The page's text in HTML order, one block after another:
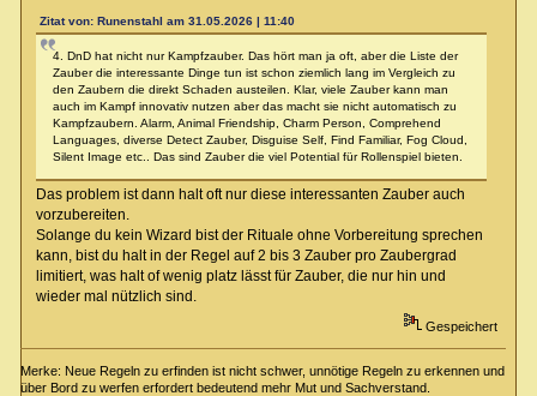
Zitat von: Runenstahl am 31.05.2026 | 11:40
4. DnD hat nicht nur Kampfzauber. Das hört man ja oft, aber die Liste der
Zauber die interessante Dinge tun ist schon ziemlich lang im Vergleich zu
den Zaubern die direkt Schaden austeilen. Klar, viele Zauber kann man
auch im Kampf innovativ nutzen aber das macht sie nicht automatisch zu
Kampfzaubern. Alarm, Animal Friendship, Charm Person, Comprehend
Languages, diverse Detect Zauber, Disguise Self, Find Familiar, Fog Cloud,
Silent Image etc.. Das sind Zauber die viel Potential für Rollenspiel bieten.
Das problem ist dann halt oft nur diese interessanten Zauber auch
vorzubereiten.
Solange du kein Wizard bist der Rituale ohne Vorbereitung sprechen
kann, bist du halt in der Regel auf 2 bis 3 Zauber pro Zaubergrad
limitiert, was halt of wenig platz lässt für Zauber, die nur hin und
wieder mal nützlich sind.
Gespeichert
Merke: Neue Regeln zu erfinden ist nicht schwer, unnötige Regeln zu erkennen und
über Bord zu werfen erfordert bedeutend mehr Mut und Sachverstand.